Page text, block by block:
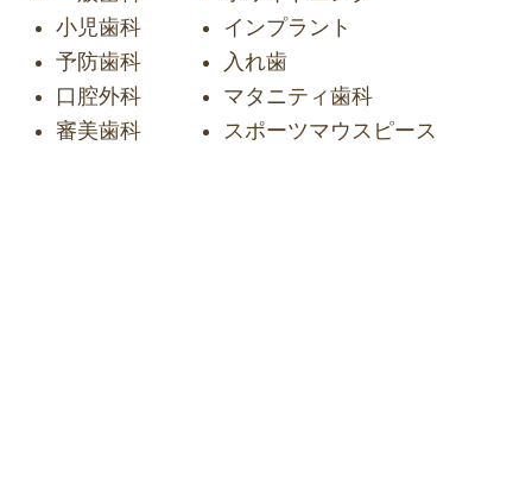
小児歯科
予防歯科
口腔外科
審美歯科
インプラント
入れ歯
マタニティ歯科
スポーツマウスピース